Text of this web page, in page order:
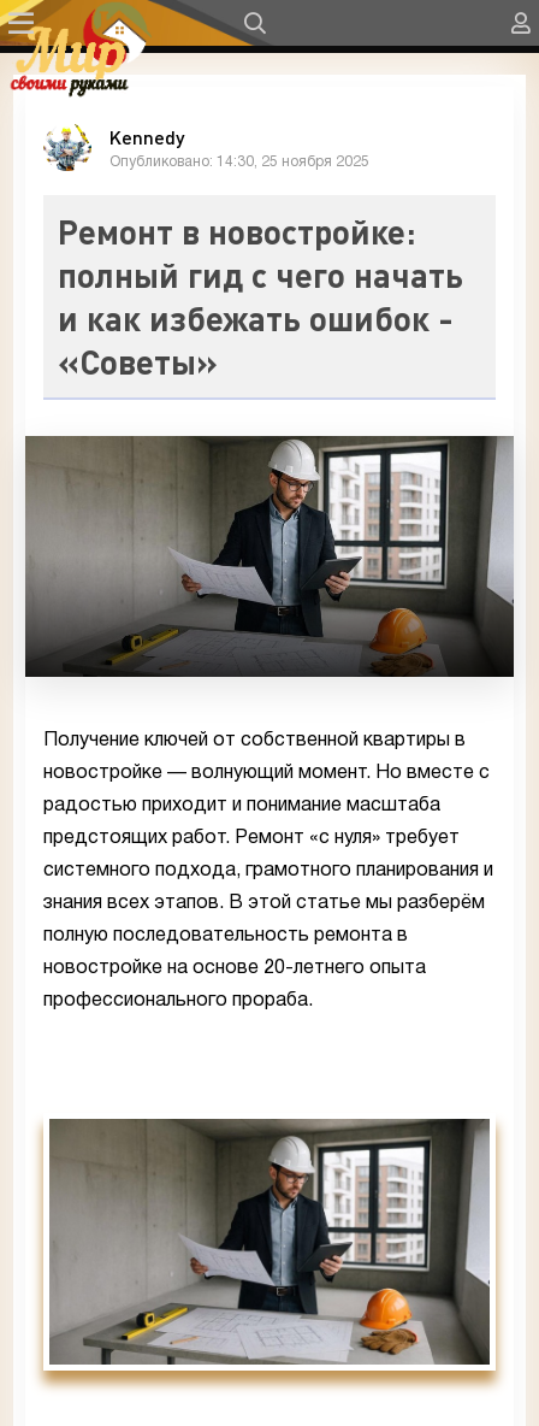
Kennedy
Опубликовано: 14:30, 25 ноября 2025
Ремонт в новостройке:
полный гид с чего начать
и как избежать ошибок -
«Советы»
Получение ключей от собственной квартиры в
новостройке — волнующий момент. Но вместе с
радостью приходит и понимание масштаба
предстоящих работ. Ремонт «с нуля» требует
системного подхода, грамотного планирования и
знания всех этапов. В этой статье мы разберём
полную последовательность ремонта в
новостройке на основе 20-летнего опыта
профессионального прораба.